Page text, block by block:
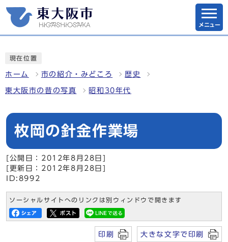
メニュー
現在位置
ホーム 市の紹介・みどころ 歴史
東大阪市の昔の写真 昭和30年代
枚岡の針金作業場
[公開日：2012年8月28日]
[更新日：2012年8月28日]
ID:8992
ソーシャルサイトへのリンクは別ウィンドウで開きます
印刷 大きな文字で印刷